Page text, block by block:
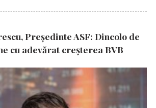
Președinte ASF: Dincolo de
cu adevărat creșterea BVB